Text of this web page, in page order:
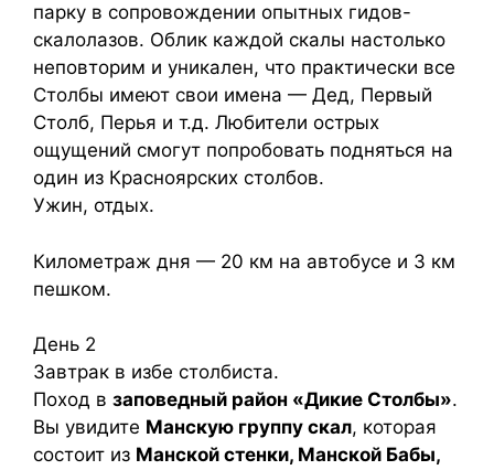
парку в сопровождении опытных гидов-
скалолазов. Облик каждой скалы настолько
неповторим и уникален, что практически все
Столбы имеют свои имена — Дед, Первый
Столб, Перья и т.д. Любители острых
ощущений смогут попробовать подняться на
один из Красноярских столбов.
Ужин, отдых.
Километраж дня — 20 км на автобусе и 3 км
пешком.
День 2
Завтрак в избе столбиста.
Поход в заповедный район «Дикие Столбы».
Вы увидите Манскую группу скал, которая
состоит из Манской стенки, Манской Бабы,